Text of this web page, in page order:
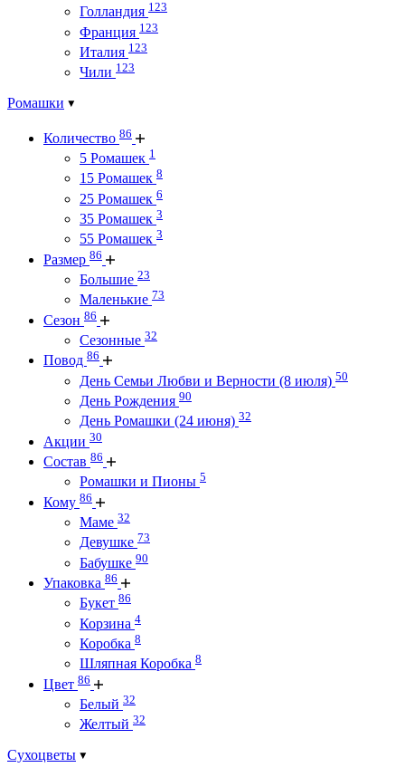
Голландия 123
Франция 123
Италия 123
Чили 123
Ромашки
Количество 86
5 Ромашек 1
15 Ромашек 8
25 Ромашек 6
35 Ромашек 3
55 Ромашек 3
Размер 86
Большие 23
Маленькие 73
Сезон 86
Сезонные 32
Повод 86
День Семьи Любви и Верности (8 июля) 50
День Рождения 90
День Ромашки (24 июня) 32
Акции 30
Состав 86
Ромашки и Пионы 5
Кому 86
Маме 32
Девушке 73
Бабушке 90
Упаковка 86
Букет 86
Корзина 4
Коробка 8
Шляпная Коробка 8
Цвет 86
Белый 32
Желтый 32
Сухоцветы